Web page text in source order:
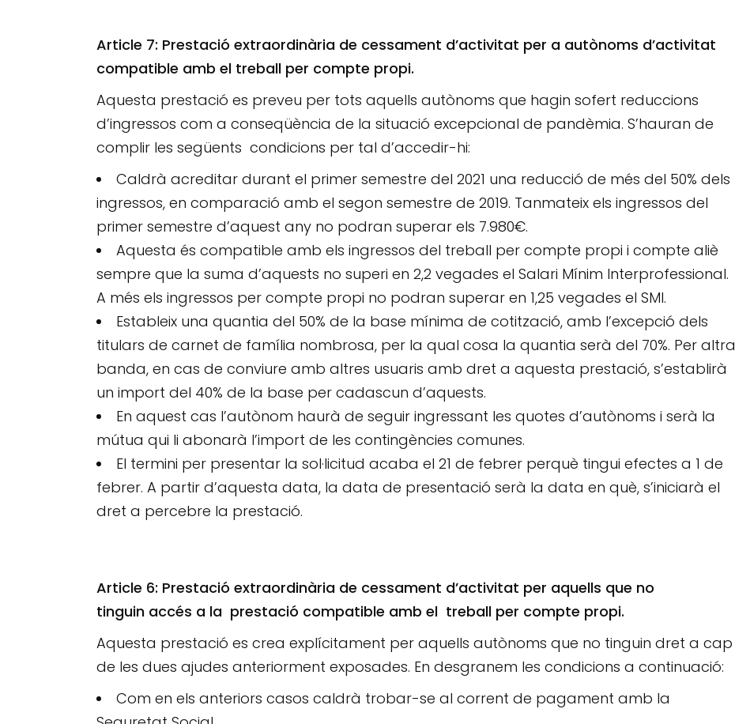
Article 7: Prestació extraordinària de cessament d’activitat per a autònoms d’activitat
compatible amb el treball per compte propi.
Aquesta prestació es preveu per tots aquells autònoms que hagin sofert reduccions
d’ingressos com a conseqüència de la situació excepcional de pandèmia. S’hauran de
complir les següents condicions per tal d’accedir-hi:
Caldrà acreditar durant el primer semestre del 2021 una reducció de més del 50% dels
ingressos, en comparació amb el segon semestre de 2019. Tanmateix els ingressos del
primer semestre d’aquest any no podran superar els 7.980€.
Aquesta és compatible amb els ingressos del treball per compte propi i compte aliè
sempre que la suma d’aquests no superi en 2,2 vegades el Salari Mínim Interprofessional.
A més els ingressos per compte propi no podran superar en 1,25 vegades el SMI.
Estableix una quantia del 50% de la base mínima de cotització, amb l’excepció dels
titulars de carnet de família nombrosa, per la qual cosa la quantia serà del 70%. Per altra
banda, en cas de conviure amb altres usuaris amb dret a aquesta prestació, s’establirà
un import del 40% de la base per cadascun d’aquests.
En aquest cas l’autònom haurà de seguir ingressant les quotes d’autònoms i serà la
mútua qui li abonarà l’import de les contingències comunes.
El termini per presentar la sol·licitud acaba el 21 de febrer perquè tingui efectes a 1 de
febrer. A partir d’aquesta data, la data de presentació serà la data en què, s’iniciarà el
dret a percebre la prestació.
Article 6: Prestació extraordinària de cessament d’activitat per aquells que no
tinguin accés a la prestació compatible amb el treball per compte propi.
Aquesta prestació es crea explícitament per aquells autònoms que no tinguin dret a cap
de les dues ajudes anteriorment exposades. En desgranem les condicions a continuació:
Com en els anteriors casos caldrà trobar-se al corrent de pagament amb la